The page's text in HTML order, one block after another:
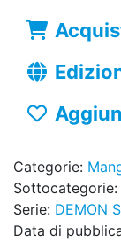
Categorie:
Sottocategorie:
Serie: DEMON
Data di